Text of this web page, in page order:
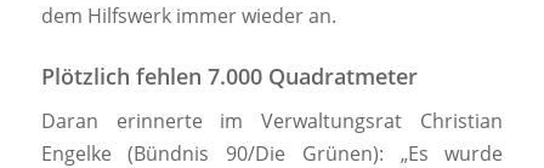
dem Hilfswerk immer wieder an.
Plötzlich fehlen 7.000 Quadratmeter
Daran erinnerte im Verwaltungsrat Christian
Engelke (Bündnis 90/Die Grünen): „Es wurde